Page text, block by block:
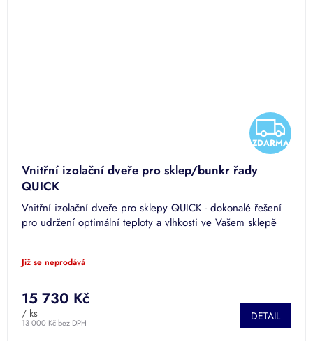
Z
D
ZDARMA
Vnitřní izolační dveře pro sklep/bunkr řady
QUICK
Vnitřní izolační dveře pro sklepy QUICK - dokonalé řešení
pro udržení optimální teploty a vlhkosti ve Vašem sklepě
Již se neprodává
13 000 Kč bez DPH
15 730 Kč
/ ks DETAIL